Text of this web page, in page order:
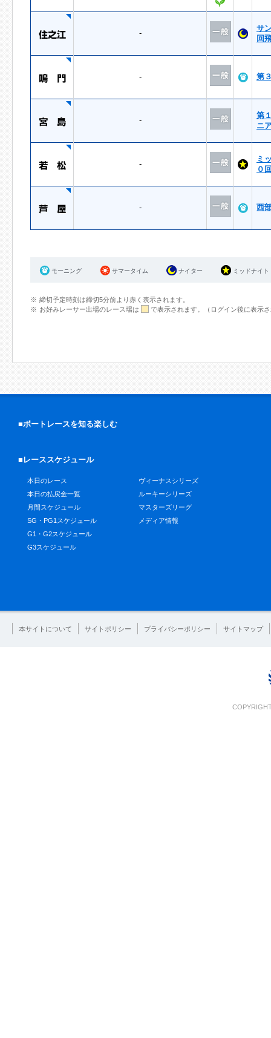
-
サ
回
- 第
-
第
ニ
-
ミ
０
- 西
モーニング サマータイム ナイター ミッドナイト
締切予定時刻は締切5分前より赤く表示されます。
お好みレーサー出場のレース場は
で表示されます。（ログイン後に表示
■ボートレースを知る楽しむ
■レーススケジュール
本日のレース
本日の払戻金一覧
月間スケジュール
SG・PG1スケジュール
G1・G2スケジュール
G3スケジュール
ヴィーナスシリーズ
ルーキーシリーズ
マスターズリーグ
メディア情報
本サイトについて サイトポリシー プライバシーポリシー サイトマップ